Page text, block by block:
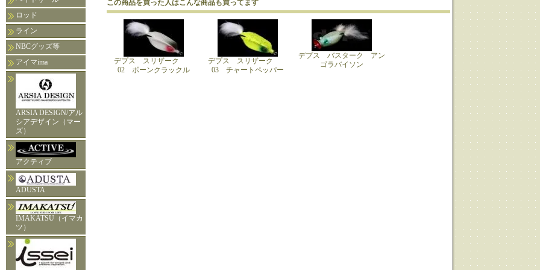
ロッド
ライン
NBCグッズ等
アイマima
ARSIA DESIGN/アル
シアデザイン（マー
ズ）
アクティブ
ADUSTA
IMAKATSU（イマカ
ツ）
この商品を買った人はこんな商品も買ってます
デプス スリザーク
02 ボーンクラックル
デプス スリザーク
03 チャートペッパー
デプス バスターク アン
ゴラバイソン